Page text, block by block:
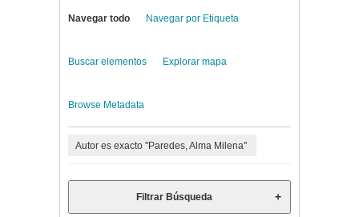
Navegar todo Navegar por Etiqueta
Buscar elementos Explorar mapa
Browse Metadata
Autor es exacto "Paredes, Alma Milena"
Filtrar Búsqueda